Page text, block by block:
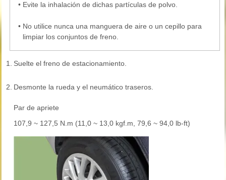
• Evite la inhalación de dichas partículas de polvo.
• No utilice nunca una manguera de aire o un cepillo para
limpiar los conjuntos de freno.
1. Suelte el freno de estacionamiento.
2. Desmonte la rueda y el neumático traseros.
Par de apriete
107,9 ~ 127,5 N.m (11,0 ~ 13,0 kgf.m, 79,6 ~ 94,0 lb-ft)